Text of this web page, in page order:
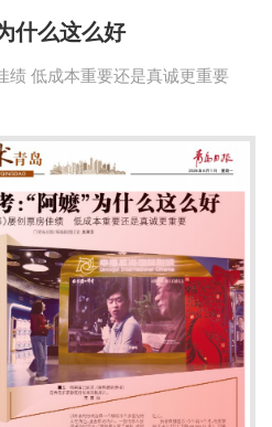
什么这么好
绩 低成本重要还是真诚更重要